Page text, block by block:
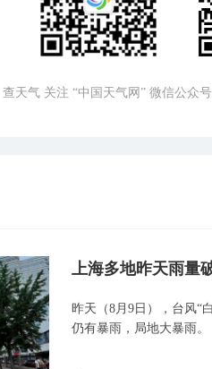
查天气 关注 “中国天气网” 微信公众
上海多地昨天雨量
昨天（8月9日），台风“
仍有暴雨，局地大暴雨。